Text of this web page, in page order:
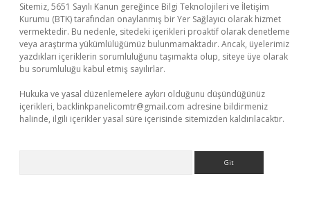
Sitemiz, 5651 Sayılı Kanun gereğince Bilgi Teknolojileri ve İletişim
Kurumu (BTK) tarafından onaylanmış bir Yer Sağlayıcı olarak hizmet
vermektedir. Bu nedenle, sitedeki içerikleri proaktif olarak denetleme
veya araştırma yükümlülüğümüz bulunmamaktadır. Ancak, üyelerimiz
yazdıkları içeriklerin sorumluluğunu taşımakta olup, siteye üye olarak
bu sorumluluğu kabul etmiş sayılırlar.
Hukuka ve yasal düzenlemelere aykırı olduğunu düşündüğünüz
içerikleri, backlinkpanelicomtr@gmail.com adresine bildirmeniz
halinde, ilgili içerikler yasal süre içerisinde sitemizden kaldırılacaktır.